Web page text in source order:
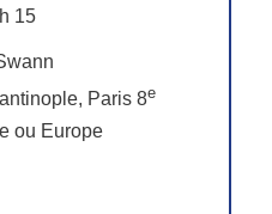
15
Paris 8e
ou Europe